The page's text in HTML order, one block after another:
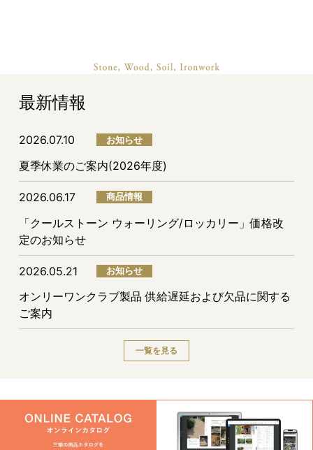
最新情報
2026.07.10 お知らせ
夏季休業のご案内(2026年度)
2026.06.17 商品情報
「クールストーン ウォーリング/ロッカリー」価格改
定のお知らせ
2026.05.21 お知らせ
オンリーワンクラブ製品 供給遅延および欠品に関する
ご案内
一覧を見る